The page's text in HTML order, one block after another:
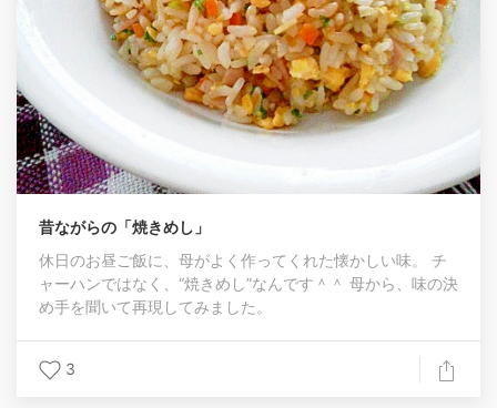
昔ながらの「焼きめし」
休日のお昼ご飯に、母がよく作ってくれた懐かしい味。 チ
ャーハンではなく、“焼きめし”なんです＾＾ 母から、味の決
め手を聞いて再現してみました。
3